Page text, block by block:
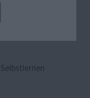
, Selbstlernen